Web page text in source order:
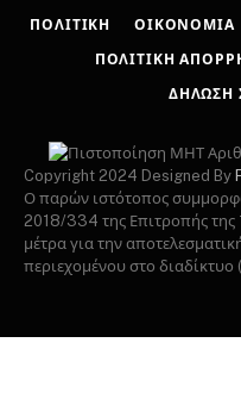
ΠΟΛΙΤΙΚΉ ΟΙΚΟΝΟΜΊΑ
ΠΟΛΙΤΙΚΉ
ΔΉΛΩΣΗ
Copyright 2024 Designed By
Ο παρών ιστότοπος
2018/334 της Επιτροπής της
μέτρα για την
περιεχομένου στο διαδίκτυο